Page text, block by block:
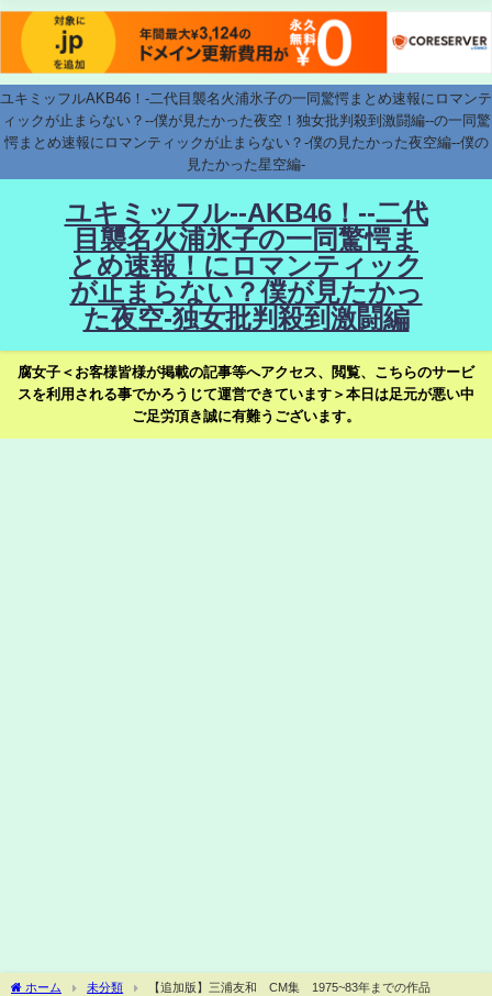
ユキミッフルAKB46！-二代目襲名火浦氷子の一同驚愕まとめ速報にロマンテ
ィックが止まらない？--僕が見たかった夜空！独女批判殺到激闘編--の一同驚
愕まとめ速報にロマンティックが止まらない？-僕の見たかった夜空編--僕の
見たかった星空編-
ユキミッフル--AKB46！--二代
目襲名火浦氷子の一同驚愕ま
とめ速報！にロマンティック
が止まらない？僕が見たかっ
た夜空-独女批判殺到激闘編
腐女子＜お客様皆様が掲載の記事等へアクセス、閲覧、こちらのサービ
スを利用される事でかろうじて運営できています＞本日は足元が悪い中
ご足労頂き誠に有難うございます。
ホーム 未分類 【追加版】三浦友和 CM集 1975~83年までの作品